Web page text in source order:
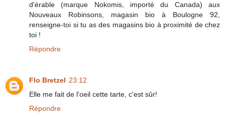
d'érable (marque Nokomis, importé du Canada) aux
Nouveaux Robinsons, magasin bio à Boulogne 92,
renseigne-toi si tu as des magasins bio à proximité de chez
toi !
Répondre
Flo Bretzel 23:12
Elle me fait de l'oeil cette tarte, c'est sûr!
Répondre